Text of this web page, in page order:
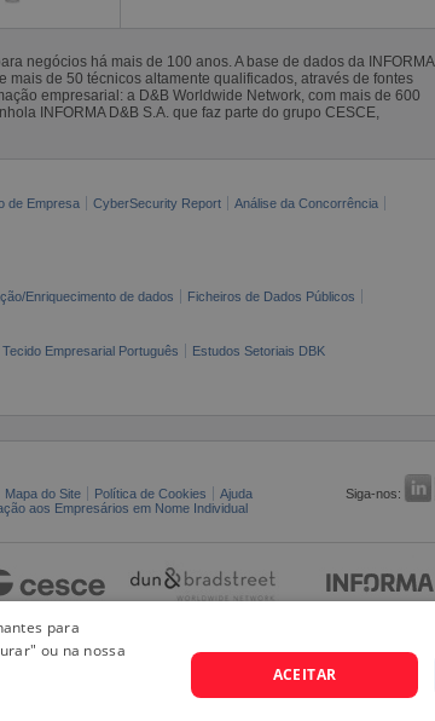
negócios há mais de 100 anos. A base de dados da INFORMA
de 50 técnicos altamente qualificados, através de fontes
empresarial: a D&B Worldwide Network, com mais de 600
INFORMA D&B S.A. que faz parte do grupo CESCE,
de Empresa CyberSecurity Report
Análise da Concorrência
Enriquecimento de dados
Ficheiros de Dados Públicos
Empresarial Português Estudos Setoriais DBK
Mapa do Site Política de Cookies Ajuda
Siga-nos:
aos Empresários em Nome Individual
para
ou na nossa
ACEITAR